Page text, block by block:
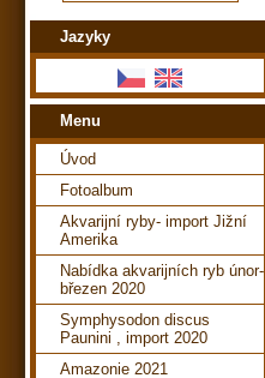
Jazyky
Menu
Úvod
Fotoalbum
Akvarijní ryby- import Jižní
Amerika
Nabídka akvarijních ryb únor-
březen 2020
Symphysodon discus
Paunini , import 2020
Amazonie 2021